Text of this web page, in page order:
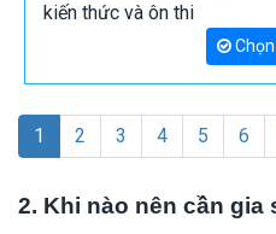
kiến thức và ôn thi
1 2 3 4 5 6
2. Khi nào nên cần gia